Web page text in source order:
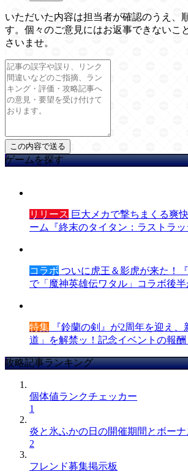
いただいた内容は担当者が確認のうえ、
す。個々のご意見にはお返事できないこ
さいませ。
ゲームを探す
リリース 巨大メカで撃ちまくる爽
ーム『終末のタイタン：ラストラッ
コラボ ついに虎王＆影虎が来た！
で「魔神英雄伝ワタル」コラボ後半
特集 『鈴蘭の剣』が2周年を迎え、
道」を解禁ッ！記念イベントの報酬
攻略記事ランキング
個体値ランクチェッカー
1
炎と氷ふかの日の開催期間とボーナ
2
フレンド募集掲示板